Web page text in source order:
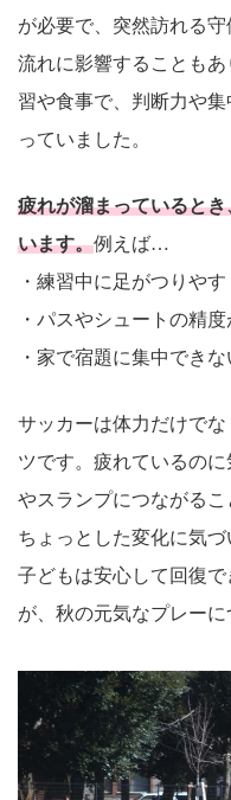
が必要で、突然訪れる
流れに影響することも
習や食事で、判断力や
っていました。
疲れが溜まっていると
います。例えば…
・練習中に足がつりやす
・パスやシュートの精
・家で宿題に集中でき
サッカーは体力だけで
ツです。疲れているの
やスランプにつながるこ
ちょっとした変化に気づ
子どもは安心して回復
が、秋の元気なプレーに